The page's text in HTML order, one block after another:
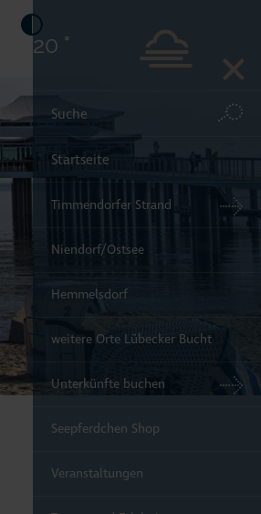
20 °
Startseite
Timmendorfer Strand
Niendorf/Ostsee
Hemmelsdorf
weitere Orte Lübecker Bucht
Unterkünfte buchen
Seepferdchen Shop
Veranstaltungen